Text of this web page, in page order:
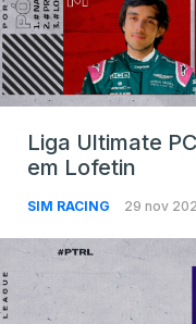
Liga Ultimate
em Lofetin
SIM RACING 29 nov